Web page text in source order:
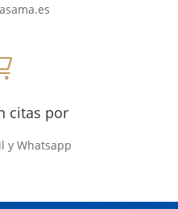
citas por
y Whatsapp